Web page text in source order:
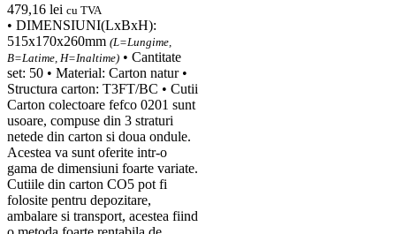
479,16 lei cu TVA
• DIMENSIUNI(LxBxH):
515x170x260mm (L=Lungime,
B=Latime, H=Inaltime) • Cantitate
set: 50 • Material: Carton natur •
Structura carton: T3FT/BC • Cutii
Carton colectoare fefco 0201 sunt
usoare, compuse din 3 straturi
netede din carton si doua ondule.
Acestea va sunt oferite intr-o
gama de dimensiuni foarte variate.
Cutiile din carton CO5 pot fi
folosite pentru depozitare,
ambalare si transport, acestea fiind